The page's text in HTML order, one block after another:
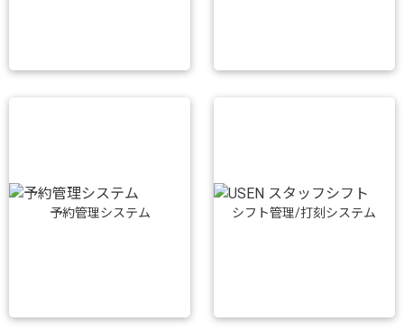
予約管理システム シフト管理/打刻システム